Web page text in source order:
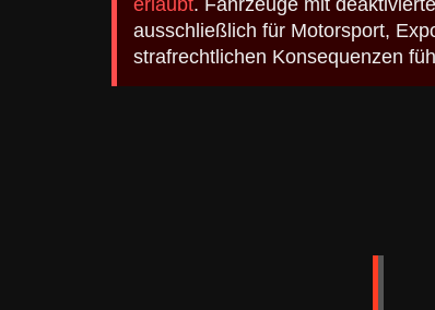
erlaubt. Fahrzeuge mit
ausschließlich für Motorsport,
strafrechtlichen Konsequenzen